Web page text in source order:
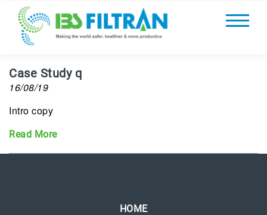
Case Study q
16/08/19
Intro copy
Read More
HOME